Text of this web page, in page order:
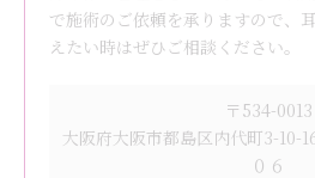
で施術のご依頼を承りますので、
えたい時はぜひご相談ください。
〒534-0013
大阪府大阪市都島区内代町3-10-
０６